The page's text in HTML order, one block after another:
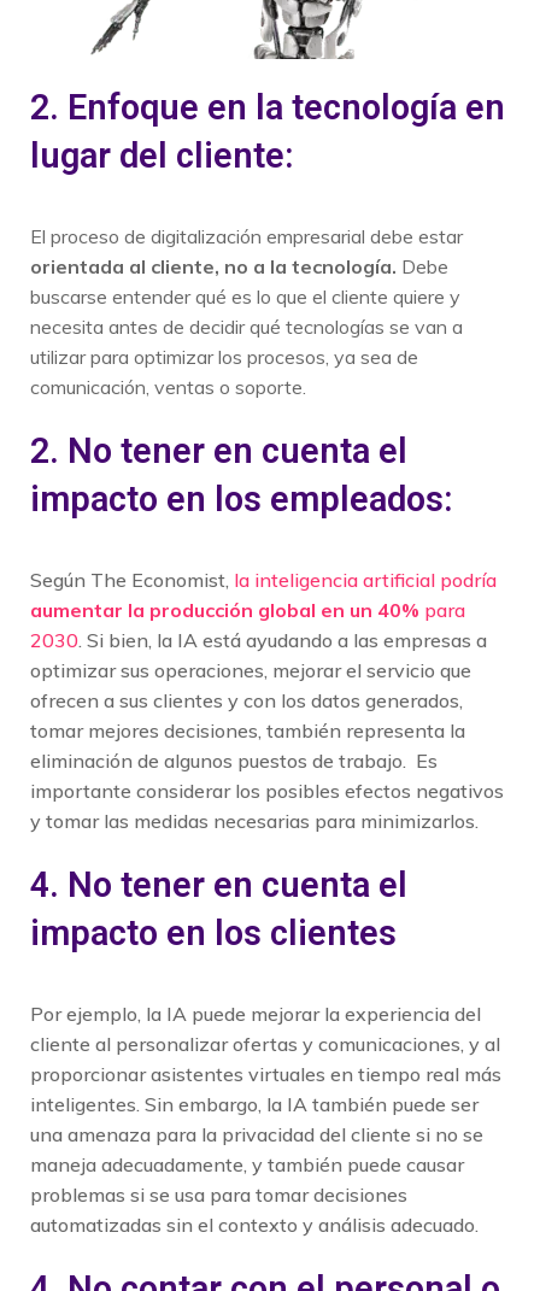
2. Enfoque en la tecnología en
lugar del cliente:
El proceso de digitalización empresarial debe estar
orientada al cliente, no a la tecnología. Debe
buscarse entender qué es lo que el cliente quiere y
necesita antes de decidir qué tecnologías se van a
utilizar para optimizar los procesos, ya sea de
comunicación, ventas o soporte.
2. No tener en cuenta el
impacto en los empleados:
Según The Economist, la inteligencia artificial podría
aumentar la producción global en un 40% para
2030. Si bien, la IA está ayudando a las empresas a
optimizar sus operaciones, mejorar el servicio que
ofrecen a sus clientes y con los datos generados,
tomar mejores decisiones, también representa la
eliminación de algunos puestos de trabajo. Es
importante considerar los posibles efectos negativos
y tomar las medidas necesarias para minimizarlos.
4. No tener en cuenta el
impacto en los clientes
Por ejemplo, la IA puede mejorar la experiencia del
cliente al personalizar ofertas y comunicaciones, y al
proporcionar asistentes virtuales en tiempo real más
inteligentes. Sin embargo, la IA también puede ser
una amenaza para la privacidad del cliente si no se
maneja adecuadamente, y también puede causar
problemas si se usa para tomar decisiones
automatizadas sin el contexto y análisis adecuado.